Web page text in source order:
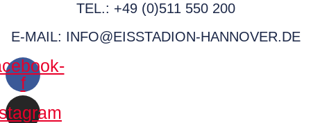
TEL.: +49 (0)511 550 200
E-MAIL: INFO@EISSTADION-HANNOVER.DE
f